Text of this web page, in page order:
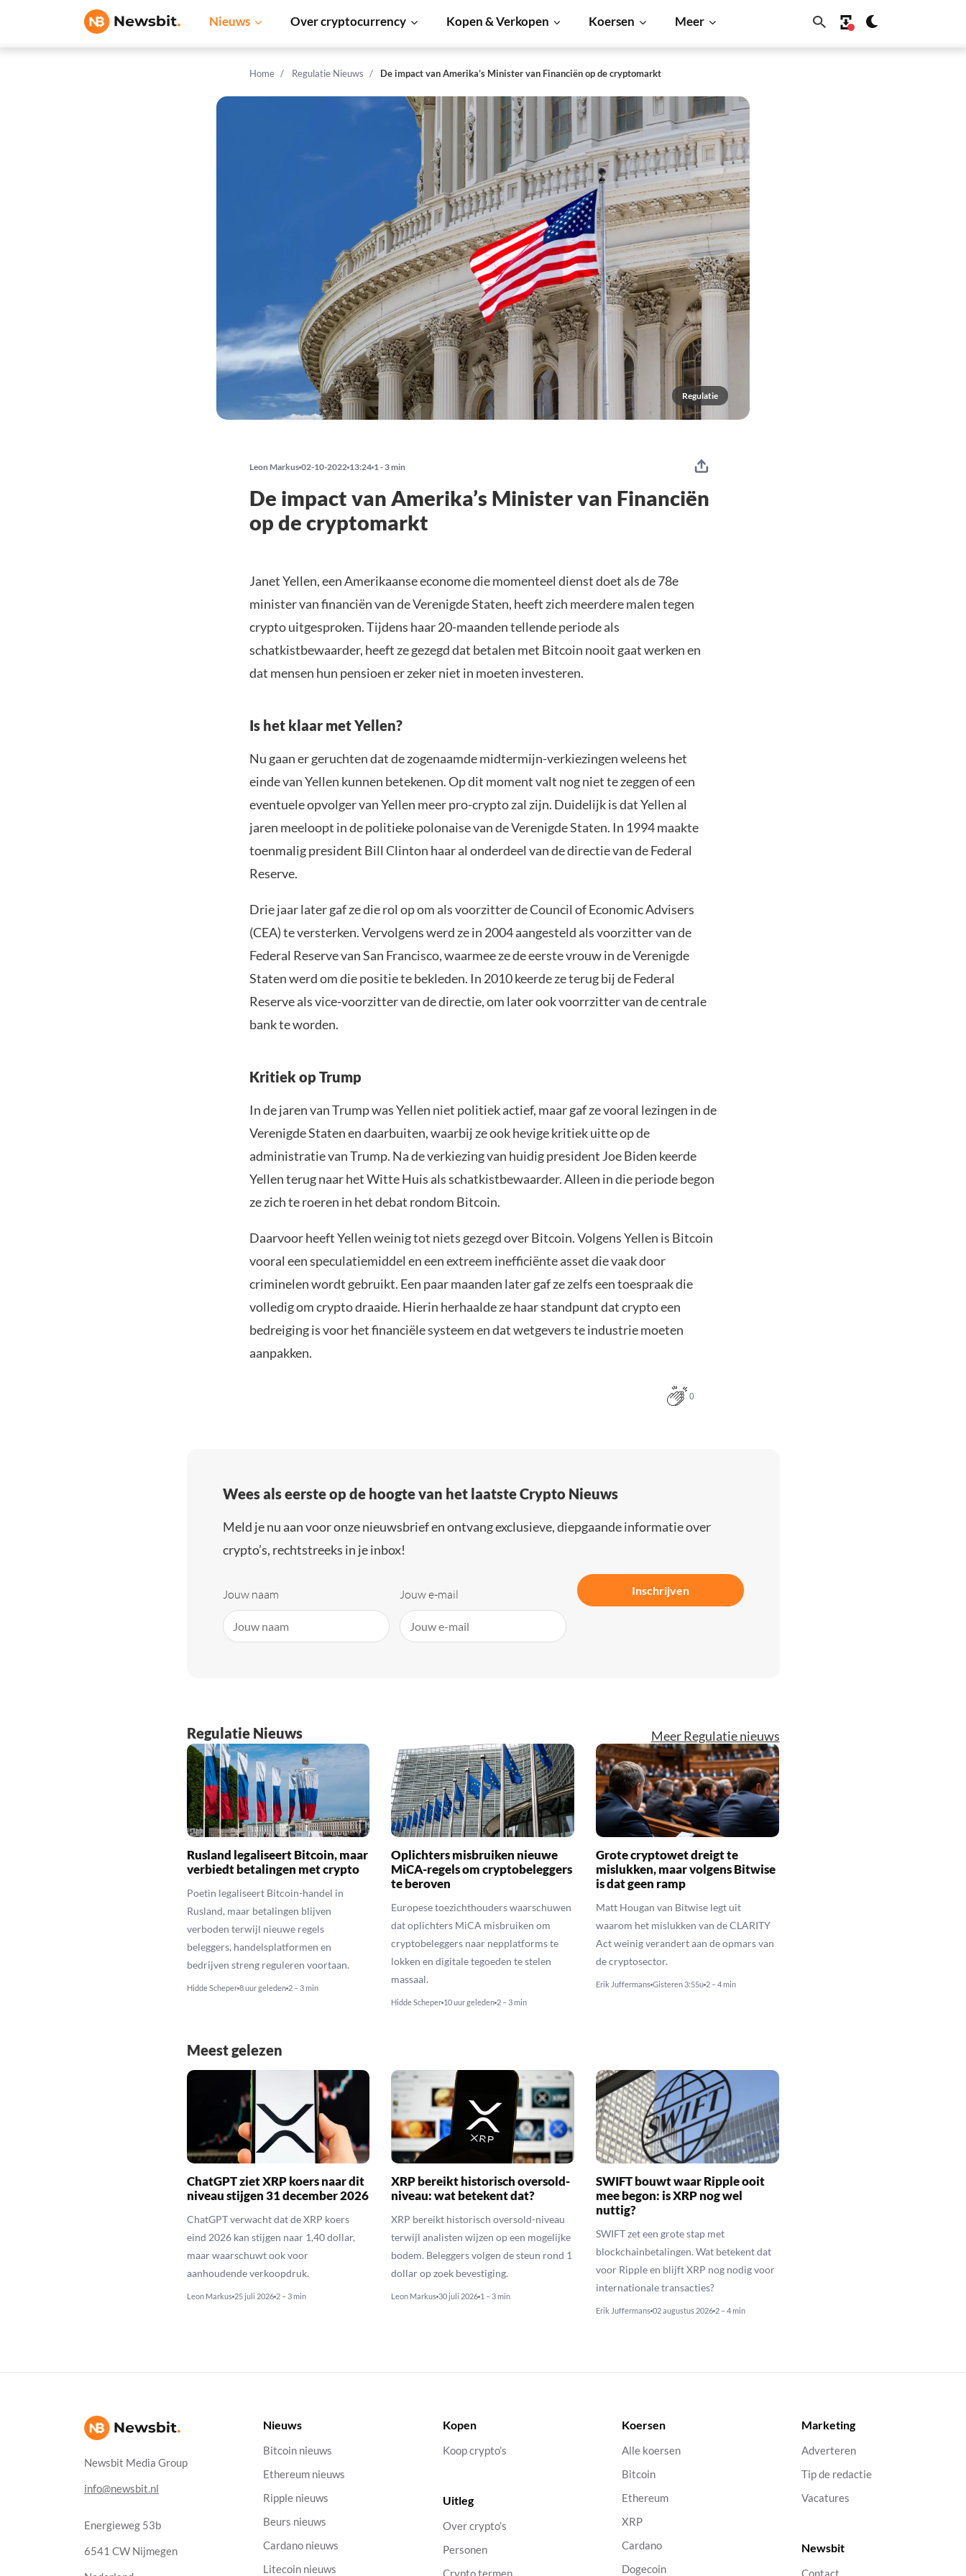
Nieuws Over cryptocurrency Kopen & Verkopen Koersen Meer
Home Regulatie Nieuws De impact van Amerika’s Minister van Financiën op de cryptomarkt
Regulatie
Leon Markus 02-10-2022 13:24 1 - 3 min
De impact van Amerika’s Minister van Financiën
op de cryptomarkt
Janet Yellen, een Amerikaanse econome die momenteel dienst doet als de 78e
minister van financiën van de Verenigde Staten, heeft zich meerdere malen tegen
crypto uitgesproken. Tijdens haar 20-maanden tellende periode als
schatkistbewaarder, heeft ze gezegd dat betalen met Bitcoin nooit gaat werken en
dat mensen hun pensioen er zeker niet in moeten investeren.
Is het klaar met Yellen?
Nu gaan er geruchten dat de zogenaamde midtermijn-verkiezingen weleens het
einde van Yellen kunnen betekenen. Op dit moment valt nog niet te zeggen of een
eventuele opvolger van Yellen meer pro-crypto zal zijn. Duidelijk is dat Yellen al
jaren meeloopt in de politieke polonaise van de Verenigde Staten. In 1994 maakte
toenmalig president Bill Clinton haar al onderdeel van de directie van de Federal
Reserve.
Drie jaar later gaf ze die rol op om als voorzitter de Council of Economic Advisers
(CEA) te versterken. Vervolgens werd ze in 2004 aangesteld als voorzitter van de
Federal Reserve van San Francisco, waarmee ze de eerste vrouw in de Verenigde
Staten werd om die positie te bekleden. In 2010 keerde ze terug bij de Federal
Reserve als vice-voorzitter van de directie, om later ook voorrzitter van de centrale
bank te worden.
Kritiek op Trump
In de jaren van Trump was Yellen niet politiek actief, maar gaf ze vooral lezingen in de
Verenigde Staten en daarbuiten, waarbij ze ook hevige kritiek uitte op de
administratie van Trump. Na de verkiezing van huidig president Joe Biden keerde
Yellen terug naar het Witte Huis als schatkistbewaarder. Alleen in die periode begon
ze zich te roeren in het debat rondom Bitcoin.
Daarvoor heeft Yellen weinig tot niets gezegd over Bitcoin. Volgens Yellen is Bitcoin
vooral een speculatiemiddel en een extreem inefficiënte asset die vaak door
criminelen wordt gebruikt. Een paar maanden later gaf ze zelfs een toespraak die
volledig om crypto draaide. Hierin herhaalde ze haar standpunt dat crypto een
bedreiging is voor het financiële systeem en dat wetgevers te industrie moeten
aanpakken.
0
Wees als eerste op de hoogte van het laatste Crypto Nieuws
Meld je nu aan voor onze nieuwsbrief en ontvang exclusieve, diepgaande informatie over
crypto’s, rechtstreeks in je inbox!
Jouw naam Jouw e-mail Inschrijven
Regulatie Nieuws Meer Regulatie nieuws
Rusland legaliseert Bitcoin, maar
verbiedt betalingen met crypto
Poetin legaliseert Bitcoin-handel in
Rusland, maar betalingen blijven
verboden terwijl nieuwe regels
beleggers, handelsplatformen en
bedrijven streng reguleren voortaan.
Hidde Scheper 8 uur geleden 2 – 3 min
Oplichters misbruiken nieuwe
MiCA-regels om cryptobeleggers
te beroven
Europese toezichthouders waarschuwen
dat oplichters MiCA misbruiken om
cryptobeleggers naar nepplatforms te
lokken en digitale tegoeden te stelen
massaal.
Hidde Scheper 10 uur geleden 2 – 3 min
Grote cryptowet dreigt te
mislukken, maar volgens Bitwise
is dat geen ramp
Matt Hougan van Bitwise legt uit
waarom het mislukken van de CLARITY
Act weinig verandert aan de opmars van
de cryptosector.
Erik Juffermans Gisteren 3:55u 2 – 4 min
Meest gelezen
ChatGPT ziet XRP koers naar dit
niveau stijgen 31 december 2026
ChatGPT verwacht dat de XRP koers
eind 2026 kan stijgen naar 1,40 dollar,
maar waarschuwt ook voor
aanhoudende verkoopdruk.
Leon Markus 25 juli 2026 2 – 3 min
XRP bereikt historisch oversold-
niveau: wat betekent dat?
XRP bereikt historisch oversold-niveau
terwijl analisten wijzen op een mogelijke
bodem. Beleggers volgen de steun rond 1
dollar op zoek bevestiging.
Leon Markus 30 juli 2026 1 – 3 min
SWIFT bouwt waar Ripple ooit
mee begon: is XRP nog wel
nuttig?
SWIFT zet een grote stap met
blockchainbetalingen. Wat betekent dat
voor Ripple en blijft XRP nog nodig voor
internationale transacties?
Erik Juffermans 02 augustus 2026 2 – 4 min
Newsbit Media Group
info@newsbit.nl
Energieweg 53b
6541 CW Nijmegen
Nieuws
Bitcoin nieuws
Ethereum nieuws
Ripple nieuws
Beurs nieuws
Cardano nieuws
Litecoin nieuws
Kopen
Koop crypto’s
Uitleg
Over crypto’s
Personen
Crypto termen
Koersen
Alle koersen
Bitcoin
Ethereum
XRP
Cardano
Dogecoin
Marketing
Adverteren
Tip de redactie
Vacatures
Newsbit
Contact